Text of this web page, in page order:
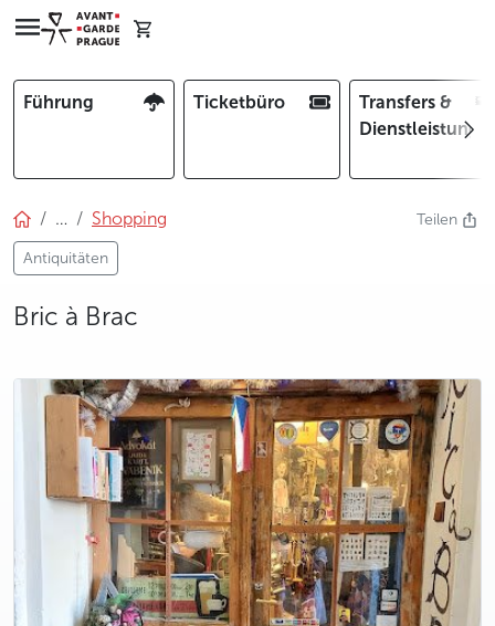
Führung Ticketbüro
Transfers &
… Shopping
Antiquitäten
Teilen
Bric à Brac
photo 5
photo 6